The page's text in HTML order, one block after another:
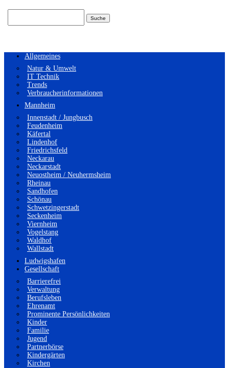
Allgemeines
Natur & Umwelt
IT Technik
Trends
Verbraucherinformationen
Mannheim
Innenstadt / Jungbusch
Feudenheim
Käfertal
Lindenhof
Friedrichsfeld
Neckarau
Neckarstadt
Neuostheim / Neuhermsheim
Rheinau
Sandhofen
Schönau
Schwetzingerstadt
Seckenheim
Viernheim
Vogelstang
Waldhof
Wallstadt
Ludwigshafen
Gesellschaft
Barrierefrei
Verwaltung
Berufsleben
Ehrenamt
Prominente Persönlichkeiten
Kinder
Familie
Jugend
Partnerbörse
Kindergärten
Kirchen